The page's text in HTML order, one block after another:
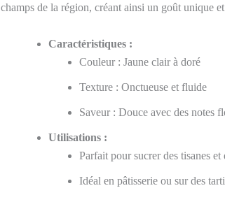
champs de la région, créant ainsi un goût unique et
Caractéristiques :
Couleur : Jaune clair à doré
Texture : Onctueuse et fluide
Saveur : Douce avec des notes
Utilisations :
Parfait pour sucrer des tisanes et
Idéal en pâtisserie ou sur des